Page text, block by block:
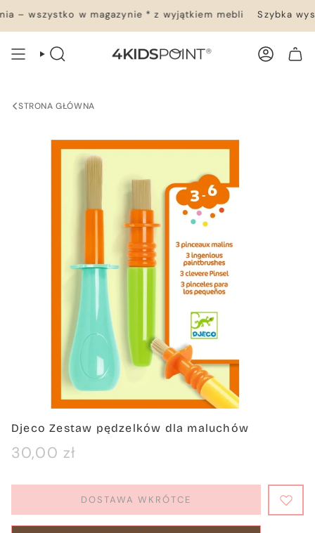
do
treści
– wszystko w magazynie * z wyjątkiem mebli Szybka
WYSZUKIWANIE KONTO
STRONA GŁÓWNA
Djeco Zestaw pędzelków dla maluchów
Cena
30,00 zł
DOSTAWA WKRÓTCE